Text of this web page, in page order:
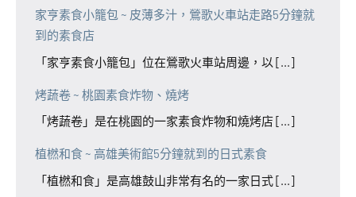
家亨素食小籠包 ~ 皮薄多汁，鶯歌火車站走路5分鐘就
到的素食店
「家亨素食小籠包」位在鶯歌火車站周邊，以 [...]
烤蔬卷 ~ 桃園素食炸物、燒烤
「烤蔬卷」是在桃園的一家素食炸物和燒烤店 [...]
植橪和食 ~ 高雄美術館5分鐘就到的日式素食
「植橪和食」是高雄鼓山非常有名的一家日式 [...]